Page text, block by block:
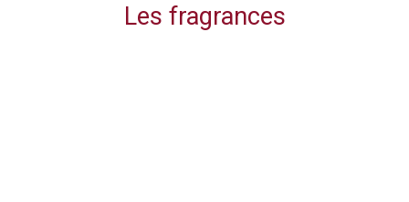
Les fragrances